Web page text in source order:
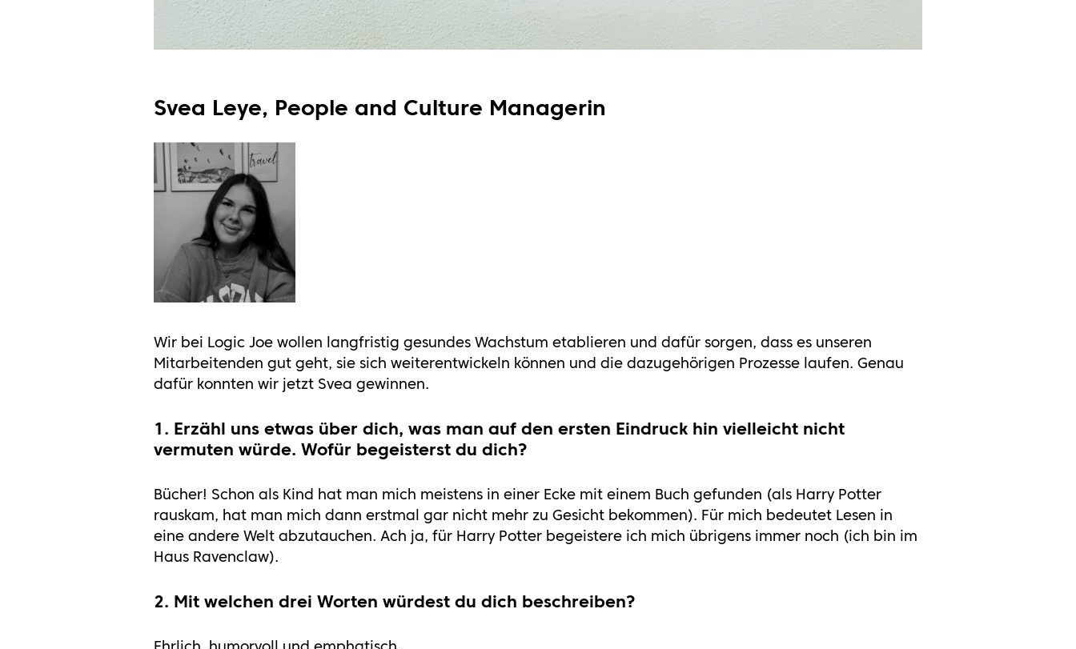
Svea Leye, People and Culture Managerin
Wir bei Logic Joe wollen langfristig gesundes Wachstum etablieren und dafür sorgen, dass es unseren
Mitarbeitenden gut geht, sie sich weiterentwickeln können und die dazugehörigen Prozesse laufen. Genau
dafür konnten wir jetzt Svea gewinnen.
1. Erzähl uns etwas über dich, was man auf den ersten Eindruck hin vielleicht nicht
vermuten würde. Wofür begeisterst du dich?
Bücher! Schon als Kind hat man mich meistens in einer Ecke mit einem Buch gefunden (als Harry Potter
rauskam, hat man mich dann erstmal gar nicht mehr zu Gesicht bekommen). Für mich bedeutet Lesen in
eine andere Welt abzutauchen. Ach ja, für Harry Potter begeistere ich mich übrigens immer noch (ich bin im
Haus Ravenclaw).
2. Mit welchen drei Worten würdest du dich beschreiben?